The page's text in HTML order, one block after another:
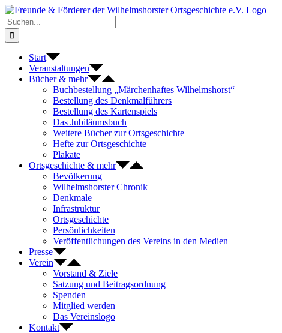
Zum
Inhalt
springen
Suche
nach:
Start
Veranstaltungen
Bücher & mehr
Buchbestellung „Märchenhaftes Wilhelmshorst“
Bestellung des Denkmalführers
Bestellung des Kartenspiels
Das Jubiläumsbuch
Weitere Bücher zur Ortsgeschichte
Hefte zur Ortsgeschichte
Plakate
Ortsgeschichte & mehr
Bevölkerung
Wilhelmshorster Chronik
Denkmale
Infrastruktur
Ortsgeschichte
Persönlichkeiten
Veröffentlichungen des Vereins in den Medien
Presse
Verein
Vorstand & Ziele
Satzung und Beitragsordnung
Spenden
Mitglied werden
Das Vereinslogo
Kontakt